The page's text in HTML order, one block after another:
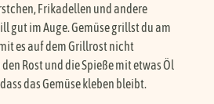
Frikadellen und andere
gut im Auge. Gemüse grillst du am
es auf dem Grillrost nicht
Rost und die Spieße mit etwas Öl
das Gemüse kleben bleibt.